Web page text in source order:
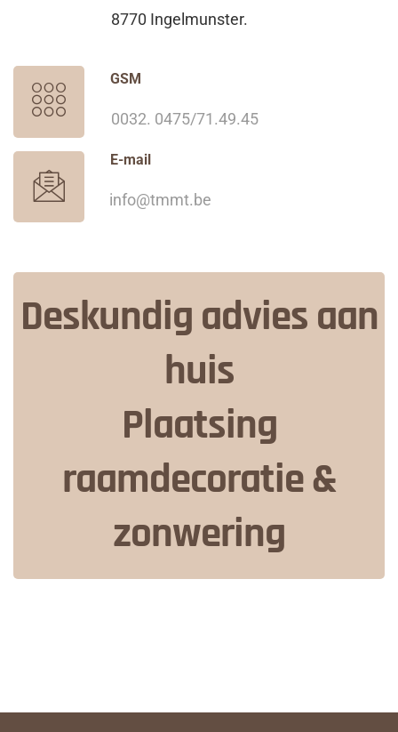
8770 Ingelmunster.
GSM
0032. 0475/71.49.45
E-mail
info@tmmt.be
Deskundig advies aan
huis
Plaatsing
raamdecoratie &
zonwering